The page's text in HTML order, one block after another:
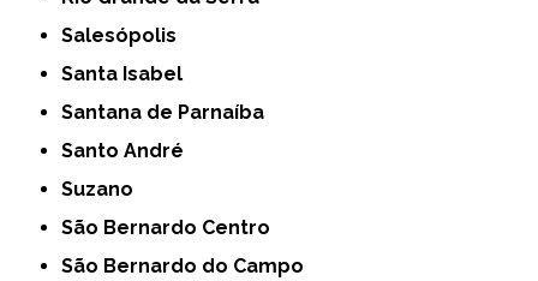
Salesópolis
Santa Isabel
Santana de Parnaíba
Santo André
Suzano
São Bernardo Centro
São Bernardo do Campo